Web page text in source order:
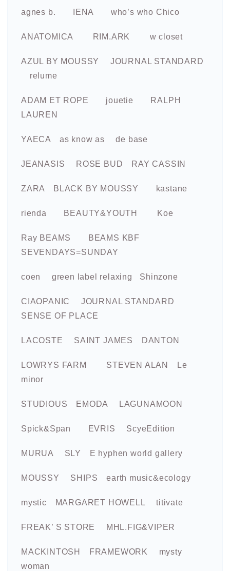
agnes b. IENA who’s who Chico
ANATOMICA RIM.ARK w closet
AZUL BY MOUSSY JOURNAL STANDARD
relume
ADAM ET ROPE jouetie RALPH
LAUREN
YAECA as know as de base
JEANASIS ROSE BUD RAY CASSIN
ZARA BLACK BY MOUSSY kastane
rienda BEAUTY&YOUTH Koe
Ray BEAMS BEAMS KBF
SEVENDAYS=SUNDAY
coen green label relaxing Shinzone
CIAOPANIC JOURNAL STANDARD
SENSE OF PLACE
LACOSTE SAINT JAMES DANTON
LOWRYS FARM STEVEN ALAN Le
minor
STUDIOUS EMODA LAGUNAMOON
Spick&Span EVRIS ScyeEdition
MURUA SLY E hyphen world gallery
MOUSSY SHIPS earth music&ecology
mystic MARGARET HOWELL titivate
FREAK’ S STORE MHL.FIG&VIPER
MACKINTOSH FRAMEWORK mysty
woman